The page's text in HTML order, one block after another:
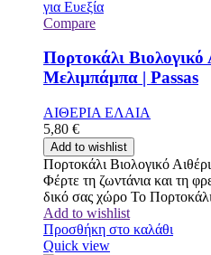
Compare
Πορτοκάλι
Μελιμπάμπα | Passas
ΑΙΘΕΡΙΑ ΕΛΑΙΑ
5,80 €
Add to wishlist
Πορτοκάλι Βιολογικό
Φέρτε τη ζωντάνια και τη
δικό σας χώρο Το Πορτοκάλι
Add to wishlist
Προσθήκη στο καλάθι
Quick view